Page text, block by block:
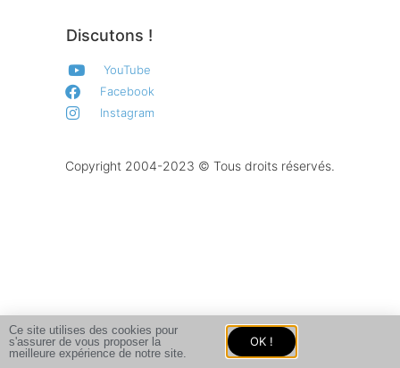
Discutons !
YouTube
Facebook
Instagram
Copyright 2004-2023 © Tous droits réservés.
Ce site utilises des cookies pour
s'assurer de vous proposer la
meilleure expérience de notre site.
OK !